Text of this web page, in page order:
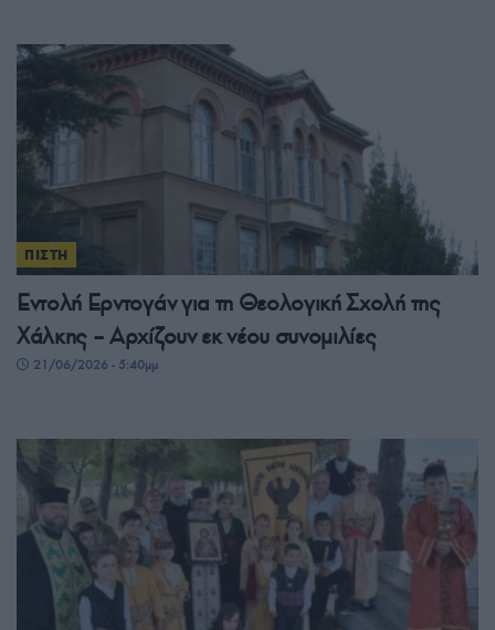
ΠΙΣΤΗ
Εντολή Ερντογάν για τη Θεολογική Σχολή της
Χάλκης – Αρχίζουν εκ νέου συνομιλίες
21/06/2026 - 5:40μμ